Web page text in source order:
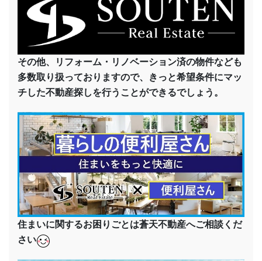
その他、リフォーム・リノベーション済の物件なども
多数取り扱っておりますので、きっと希望条件にマッ
チした不動産探しを行うことができるでしょう。
住まいに関するお困りごとは蒼天不動産へご相談くだ
さい